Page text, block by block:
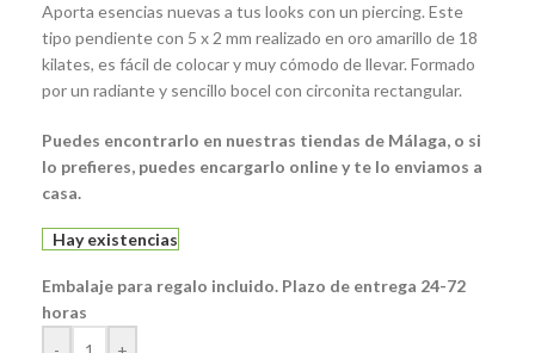
Aporta esencias nuevas a tus looks con un piercing. Este
tipo pendiente con 5 x 2 mm realizado en oro amarillo de 18
kilates, es fácil de colocar y muy cómodo de llevar. Formado
por un radiante y sencillo bocel con circonita rectangular.
Puedes encontrarlo en nuestras tiendas de Málaga, o si
lo prefieres, puedes encargarlo online y te lo enviamos a
casa.
Hay existencias
Embalaje para regalo incluido. Plazo de entrega 24-72
horas